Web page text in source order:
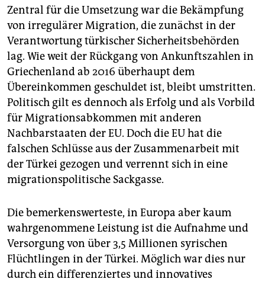
Zentral für die Umsetzung war die Bekämpfung
von irregulärer Migration, die zunächst in der
Verantwortung türkischer Sicherheitsbehörden
lag. Wie weit der Rückgang von Ankunftszahlen in
Griechenland ab 2016 überhaupt dem
Übereinkommen geschuldet ist, bleibt umstritten.
Politisch gilt es dennoch als Erfolg und als Vorbild
für Migrationsabkommen mit anderen
Nachbarstaaten der EU. Doch die EU hat die
falschen Schlüsse aus der Zusammenarbeit mit
der Türkei gezogen und verrennt sich in eine
migrationspolitische Sackgasse.
Die bemerkenswerteste, in Europa aber kaum
wahrgenommene Leistung ist die Aufnahme und
Versorgung von über 3,5 Millionen syrischen
Flüchtlingen in der Türkei. Möglich war dies nur
durch ein differenziertes und innovatives